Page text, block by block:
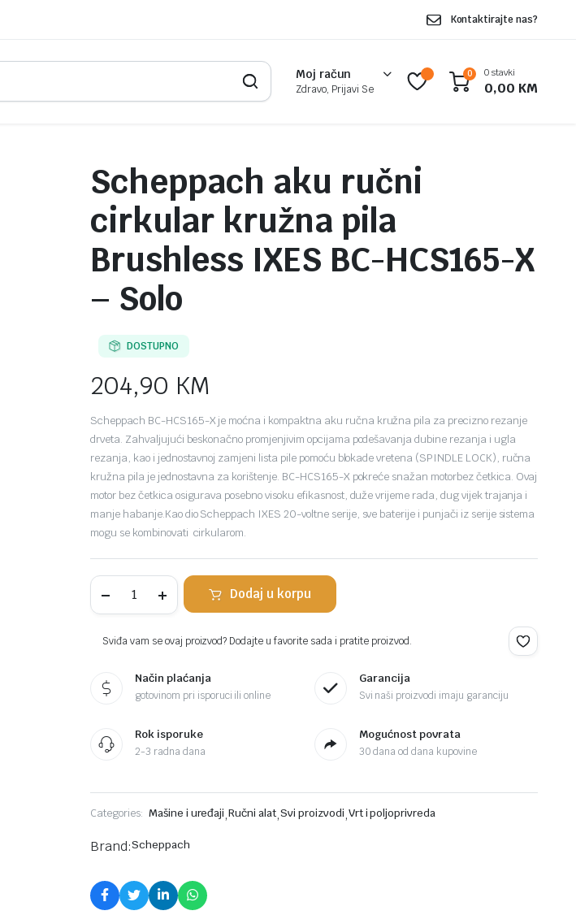
Kontaktirajte nas?
Moj račun
Zdravo, Prijavi Se
0 0 stavki
0,00 KM
Scheppach aku ručni
cirkular kružna pila
Brushless IXES BC-HCS165-X
– Solo
DOSTUPNO
204,90 KM
Scheppach BC-HCS165-X je moćna i kompaktna aku ručna kružna pila za precizno rezanje
drveta. Zahvaljujući beskonačno promjenjivim opcijama podešavanja dubine rezanja i ugla
rezanja, kao i jednostavnoj zamjeni lista pile pomoću blokade vretena (SPINDLE LOCK), ručna
kružna pila je jednostavna za korištenje. BC-HCS165-X pokreće snažan motorbez četkica. Ovaj
motor bez četkica osigurava posebno visoku efikasnost, duže vrijeme rada, dug vijek trajanja i
manje habanje.Kao dio Scheppach IXES 20-voltne serije, sve baterije i punjači iz serije sistema
mogu se kombinovati cirkularom.
Scheppach
aku
kružna
IXES
Solo
Dodaj u korpu
Sviđa vam se ovaj proizvod? Dodajte u favorite sada i pratite proizvod.
Način plaćanja
gotovinom pri isporuci ili online
Garancija
Svi naši proizvodi imaju garanciju
Rok isporuke
2-3 radna dana
Mogućnost povrata
30 dana od dana kupovine
Categories: Mašine i uređaji,Ručni alat,Svi proizvodi,Vrt i poljoprivreda
Brand:Scheppach